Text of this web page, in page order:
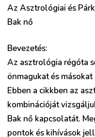
Az Asztrológiai és
Bak nő
Bevezetés:
Az asztrológia régóta
önmagukat és
Ebben a cikkben az
kombinációját
Bak nő kapcsolatát.
pontok és kihívások